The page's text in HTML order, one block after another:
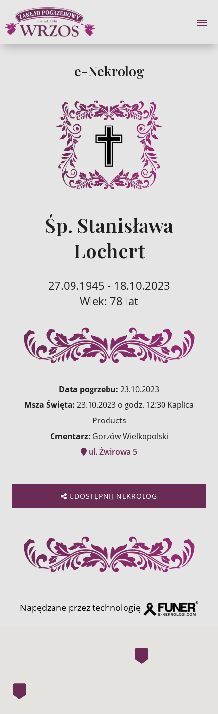
e-Nekrolog
Śp. Stanisława
Lochert
27.09.1945 - 18.10.2023
Wiek: 78 lat
Data pogrzebu: 23.10.2023
Msza Święta: 23.10.2023 o godz. 12:30 Kaplica
Products
Cmentarz: Gorzów Wielkopolski
ul. Żwirowa 5
UDOSTĘPNIJ NEKROLOG
Napędzane przez technologię